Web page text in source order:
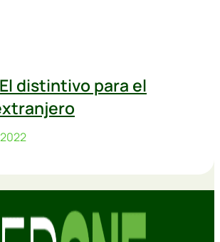
distintivo para el